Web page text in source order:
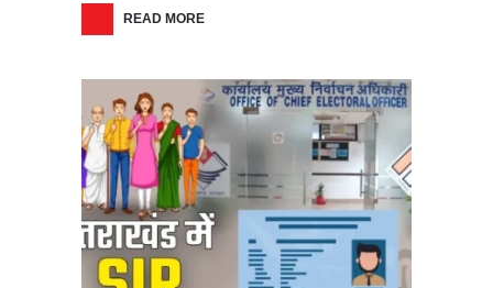
READ MORE